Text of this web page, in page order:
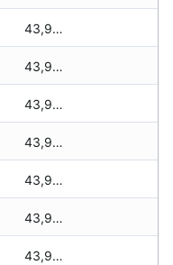
43,985 zł
43,985 zł
43,935 zł
43,935 zł
43,935 zł
43,915 zł
43,910 zł